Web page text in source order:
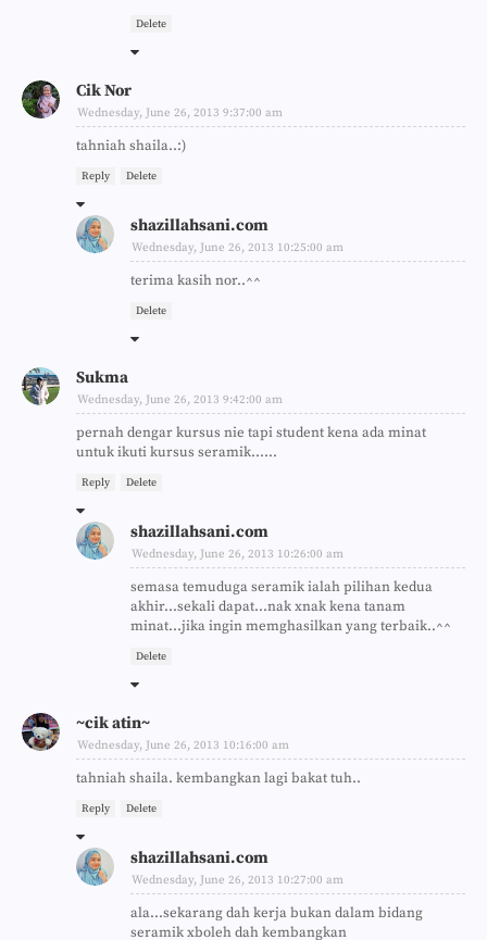
Delete
Cik Nor
Wednesday, June 26, 2013 9:37:00 am
tahniah shaila..:)
Reply Delete
shazillahsani.com
Wednesday, June 26, 2013 10:25:00 am
terima kasih nor..^^
Delete
Sukma
Wednesday, June 26, 2013 9:42:00 am
pernah dengar kursus nie tapi student kena ada minat
untuk ikuti kursus seramik......
Reply Delete
shazillahsani.com
Wednesday, June 26, 2013 10:26:00 am
semasa temuduga seramik ialah pilihan kedua
akhir...sekali dapat...nak xnak kena tanam
minat...jika ingin memghasilkan yang terbaik..^^
Delete
~cik atin~
Wednesday, June 26, 2013 10:16:00 am
tahniah shaila. kembangkan lagi bakat tuh..
Reply Delete
shazillahsani.com
Wednesday, June 26, 2013 10:27:00 am
ala...sekarang dah kerja bukan dalam bidang
seramik xboleh dah kembangkan